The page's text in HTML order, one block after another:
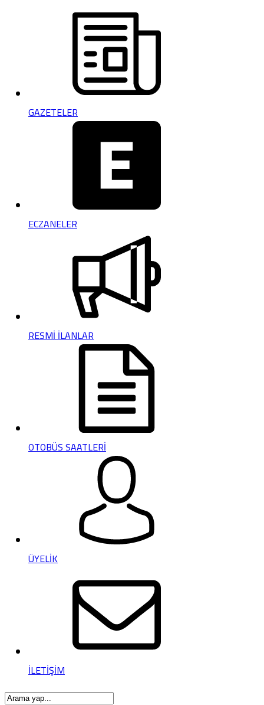
GAZETELER
ECZANELER
RESMİ İLANLAR
OTOBÜS SAATLERİ
ÜYELİK
İLETİŞİM